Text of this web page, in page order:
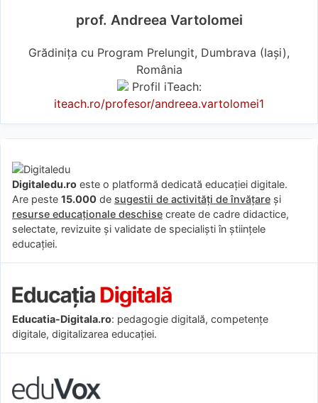
prof. Andreea Vartolomei
Grădinița cu Program Prelungit, Dumbrava (Iaşi),
România
Profil iTeach:
iteach.ro/profesor/andreea.vartolomei1
Digitaledu.ro este o platformă dedicată educației digitale.
Are peste 15.000 de sugestii de activități de învățare și
resurse educaționale deschise create de cadre didactice,
selectate, revizuite și validate de specialiști în științele
educației.
Educatia-Digitala.ro: pedagogie digitală, competențe
digitale, digitalizarea educației.